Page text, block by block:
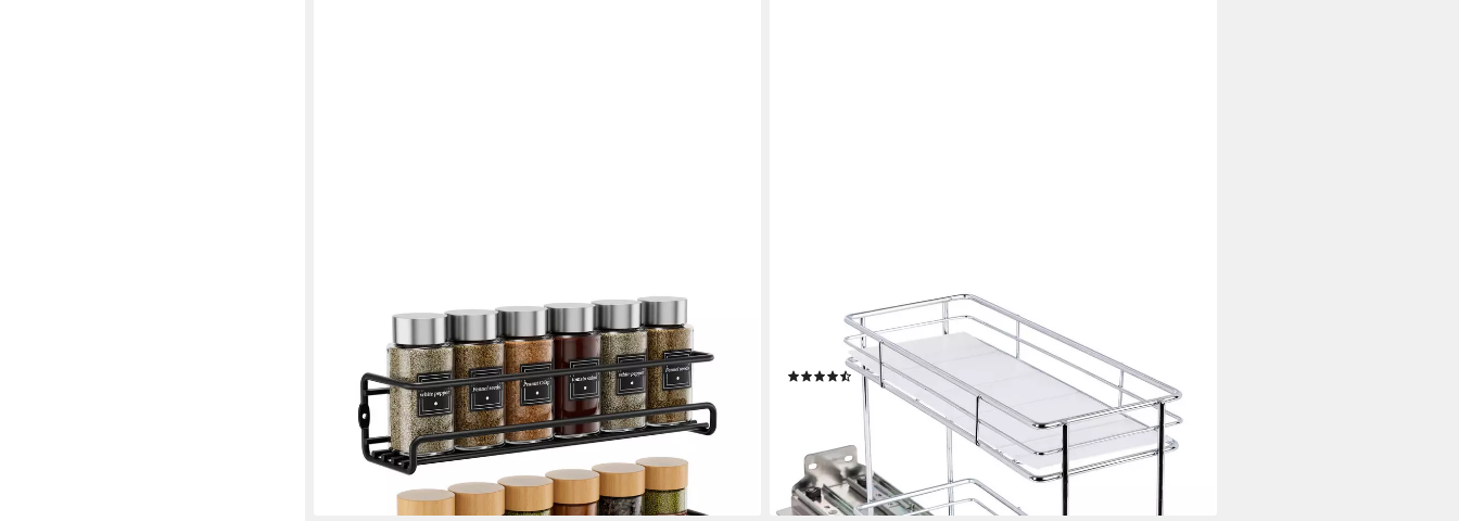
Gewürzregal 2er Wand-Gewürzregal Metall – Hängender
Gewürzhalter, 2-tlg., für Küchenschrank, selbstklebend
oder zum Schrauben
18,79 €
39,99 €
-53%
lieferbar - in 5-6 Werktagen bei dir
Gewürzregal ausziehbar, Gewürzständer aus Edelstahl,
Regal Organizer
(18)
lieferbar - in 3-4 Werktagen bei dir